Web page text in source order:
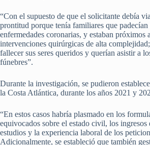
“Con el supuesto de que el solicitante debía
prontitud porque tenía familiares que padecían
enfermedades coronarias, y estaban próximos
intervenciones quirúrgicas de alta
fallecer sus seres queridos y querían asistir a
fúnebres”.
Durante la investigación, se pudieron
la Costa Atlántica, durante los años 2021 y
“En estos casos habría plasmado en los
equivocados sobre el estado civil, los ingresos
estudios y la experiencia laboral de los
Adicionalmente, se estableció que también